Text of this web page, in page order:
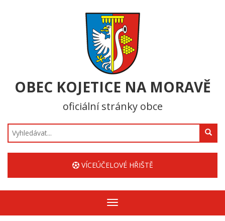
OBEC KOJETICE NA MORAVĚ
oficiální stránky obce
Hledat
VÍCEÚČELOVÉ HŘIŠTĚ
Zobrazit/skrýt
navigaci